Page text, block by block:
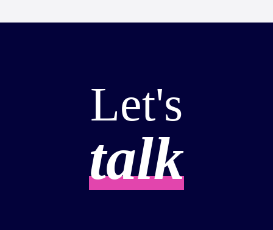
zeker aan te raden. Bedankt mannen!
Let's
talk